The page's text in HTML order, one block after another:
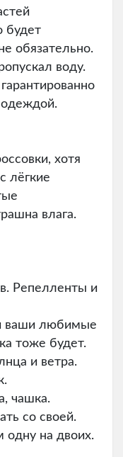
будет
обязательно.
воду.
одеждой.
хотя
лёгкие
влага.
Репелленты и
ваши любимые
тоже будет.
и ветра.
чашка.
со своей.
одну на двоих.